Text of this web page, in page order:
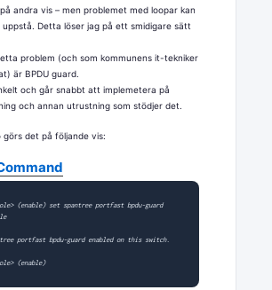
andra vis – men problemet med loopar kan
Detta löser jag på ett smidigare sätt
problem (och som kommunens it-tekniker
är BPDU guard.
och går snabbt att implemetera på
och annan utrustning som stödjer det.
görs det på följande vis:
(enable) set spantree portfast bpdu-guard
portfast bpdu-guard enabled on this switch.
(enable)